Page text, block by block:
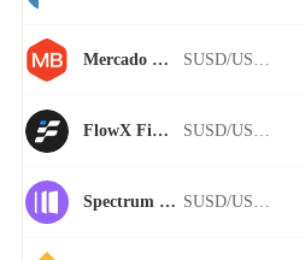
Mercado Bitcoin
FlowX Finance
Spectrum Finance